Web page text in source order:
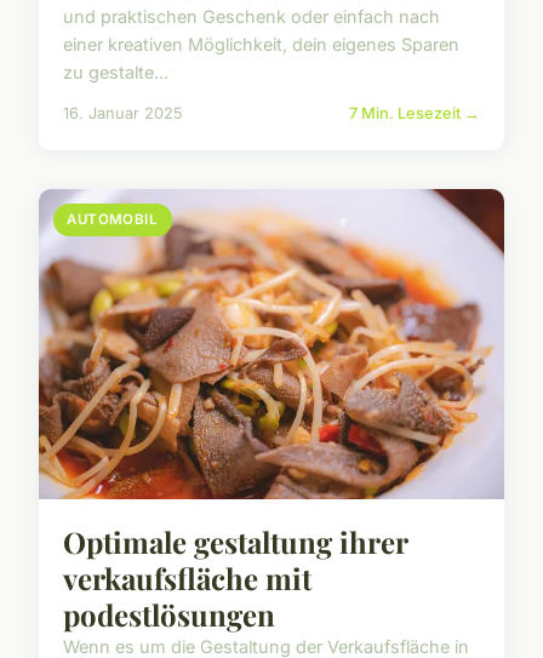
und praktischen Geschenk oder einfach nach
einer kreativen Möglichkeit, dein eigenes Sparen
zu gestalte...
16. Januar 2025 7 Min. Lesezeit →
AUTOMOBIL
Optimale gestaltung ihrer
verkaufsfläche mit
podestlösungen
Wenn es um die Gestaltung der Verkaufsfläche in